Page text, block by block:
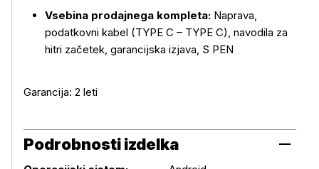
Vsebina prodajnega kompleta: Naprava,
podatkovni kabel (TYPE C – TYPE C), navodila za
hitri začetek, garancijska izjava, S PEN
Garancija: 2 leti
Podrobnosti izdelka